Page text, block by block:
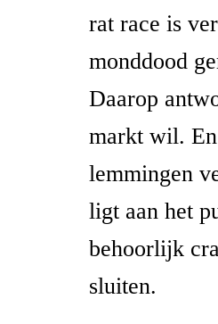
rat race is
monddood
Daarop
markt wil.
lemmingen
ligt aan het
behoorlijk
sluiten.